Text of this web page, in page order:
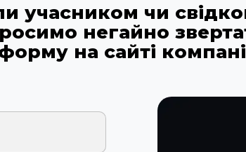
учасником чи
негайно
на сайті